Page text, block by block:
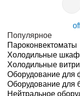
Популярное
Пароконвектоматы
Холодильные
Холодильные
Оборудование для
Оборудование для
Нейтральное